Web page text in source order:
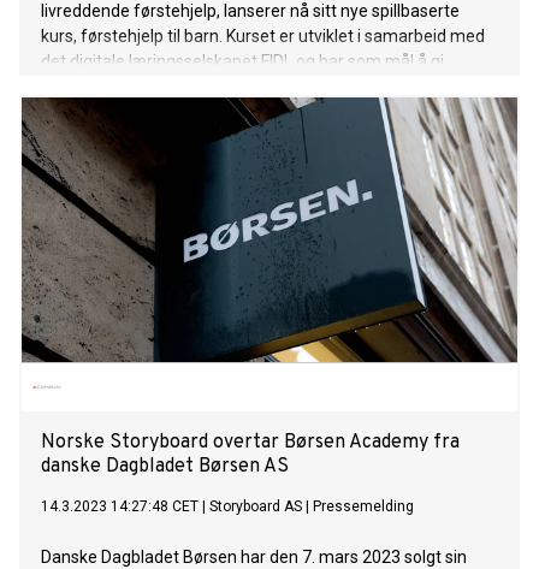
livreddende førstehjelp, lanserer nå sitt nye spillbaserte
kurs, førstehjelp til barn. Kurset er utviklet i samarbeid med
det digitale læringsselskapet FIDL og har som mål å gi
foreldre, besteforeldre eller andre omsorgspersoner.
Norske Storyboard overtar Børsen Academy fra
danske Dagbladet Børsen AS
14.3.2023 14:27:48 CET Storyboard AS Pressemelding
Danske Dagbladet Børsen har den 7. mars 2023 solgt sin